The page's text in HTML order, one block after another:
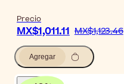
Precio
MX$1,011.11 MX$1,123.46
Agregar